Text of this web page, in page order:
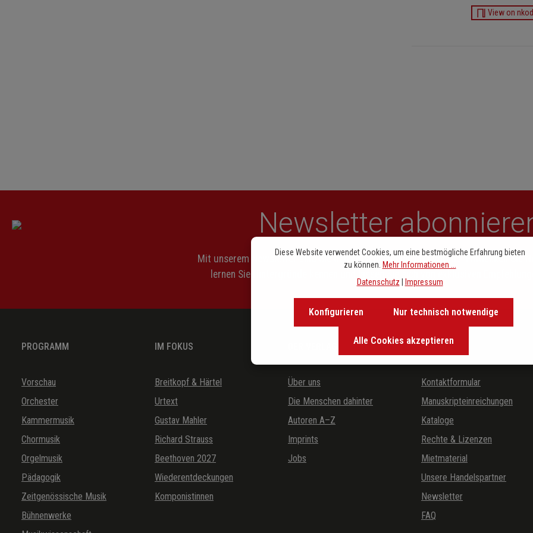
View on
Newsletter
Mit unserem Newsletter sind Sie den entscheidenen Takt voraus. Entdecken Sie
lernen Sie Hintergründe kennen und lassen Sie sich von exklusiven
PROGRAMM
Vorschau
Orchester
Kammermusik
Chormusik
Orgelmusik
Pädagogik
Zeitgenössische Musik
Bühnenwerke
IM FOKUS
Breitkopf & Härtel
Urtext
Gustav Mahler
Richard Strauss
Beethoven 2027
Wiederentdeckungen
Komponistinnen
Über uns
Die Menschen dahinter
Autoren A–Z
Imprints
Jobs
SERVICE
Kontaktformular
Manuskripteinreichungen
Kataloge
Rechte & Lizenzen
Mietmaterial
Unsere Handelspartner
Newsletter
FAQ
Diese Website verwendet Cookies, um eine bestmögliche Erfahrung bieten
zu können. Mehr Informationen ...
Datenschutz
Impressum
Nur technisch notwendige
Konfigurieren
Alle Cookies akzeptieren